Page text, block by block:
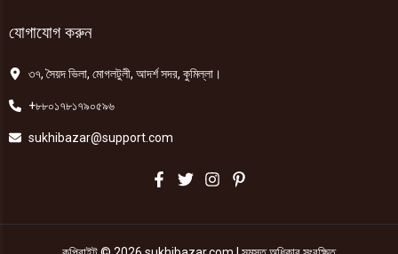
যোগাযোগ করুন
৩৭, সৈয়দ ভিলা, মোগলটুলী, আদর্শ সদর, কুমিল্লা।
+৮৮০১৭৮১৭৯০৫৯৬
sukhibazar@support.com